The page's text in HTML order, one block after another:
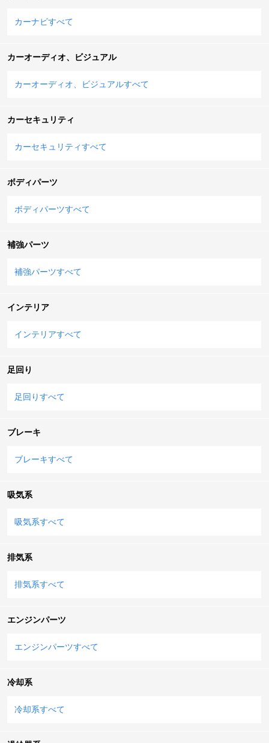
カーナビすべて
カーオーディオ、ビジュアル
カーオーディオ、ビジュアルすべて
カーセキュリティ
カーセキュリティすべて
ボディパーツ
ボディパーツすべて
補強パーツ
補強パーツすべて
インテリア
インテリアすべて
足回り
足回りすべて
ブレーキ
ブレーキすべて
吸気系
吸気系すべて
排気系
排気系すべて
エンジンパーツ
エンジンパーツすべて
冷却系
冷却系すべて